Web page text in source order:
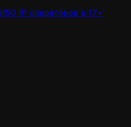
5G IP операторов в 17+